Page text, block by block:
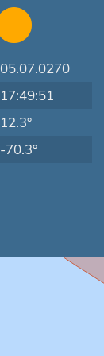
05.07.0270
17:49:51
12.3°
-70.3°